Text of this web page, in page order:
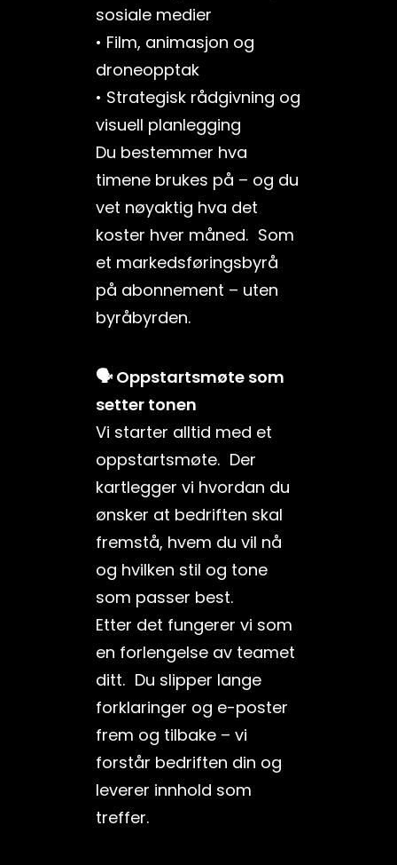
sosiale medier
• Film, animasjon og
droneopptak
• Strategisk rådgivning og
visuell planlegging
Du bestemmer hva
timene brukes på – og du
vet nøyaktig hva det
koster hver måned. Som
et markedsføringsbyrå
på abonnement – uten
byråbyrden.
🗣️ Oppstartsmøte som
setter tonen
Vi starter alltid med et
oppstartsmøte. Der
kartlegger vi hvordan du
ønsker at bedriften skal
fremstå, hvem du vil nå
og hvilken stil og tone
som passer best.
Etter det fungerer vi som
en forlengelse av teamet
ditt. Du slipper lange
forklaringer og e-poster
frem og tilbake – vi
forstår bedriften din og
leverer innhold som
treffer.